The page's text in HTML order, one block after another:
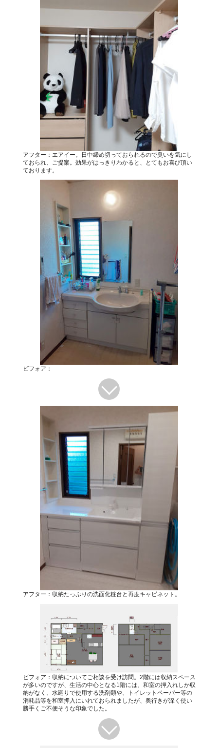
アフター：エアイー。日中締め切っておられるので臭いを気にし
ておられ、ご提案。効果がはっきりわかると、とてもお喜び頂い
ております。
ビフォア：
アフター：収納たっぷりの洗面化粧台と再度キャビネット。
ビフォア：収納についてご相談を受け訪問。2階には収納スペース
が多いのですが、生活の中心となる1階には、和室の押入れしか収
納がなく、水廻りで使用する洗剤類や、トイレットペーパー等の
消耗品等を和室押入にいれておられましたが、奥行きが深く使い
勝手くご不便そうな印象でした。